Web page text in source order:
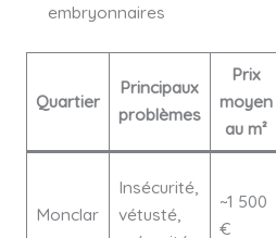
embryonnaires
Quartier
Principaux
problèmes
Prix
moyen
au m²
Monclar
Insécurité,
vétusté,
~1 500
€